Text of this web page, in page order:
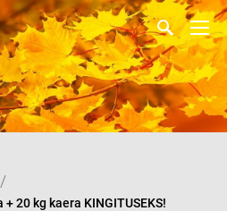
/
20 kg kaera KINGITUSEKS!